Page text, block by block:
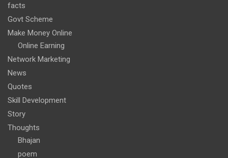
facts
Govt Scheme
Make Money Online
Online Earning
Network Marketing
News
Quotes
Skill Development
Story
Thoughts
Bhajan
poem